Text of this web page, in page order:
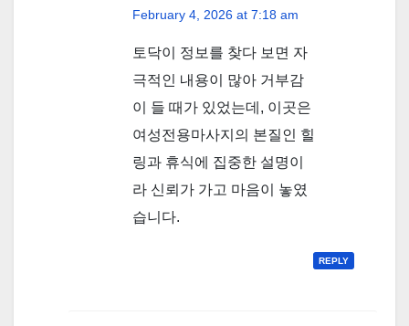
February 4, 2026 at 7:18 am
토닥이 정보를 찾다 보면 자
극적인 내용이 많아 거부감
이 들 때가 있었는데, 이곳은
여성전용마사지의 본질인 힐
링과 휴식에 집중한 설명이
라 신뢰가 가고 마음이 놓였
습니다.
REPLY